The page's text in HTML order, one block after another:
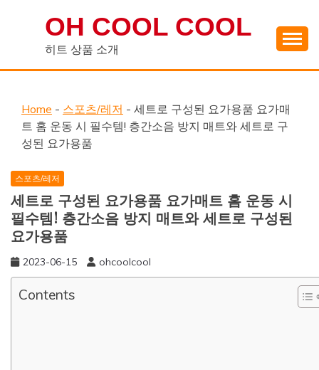
OH COOL COOL
히트 상품 소개
Home - 스포츠/레저 - 세트로 구성된 요가용품 요가매
트 홈 운동 시 필수템! 층간소음 방지 매트와 세트로 구
성된 요가용품
스포츠/레저
세트로 구성된 요가용품 요가매트 홈 운동 시
필수템! 층간소음 방지 매트와 세트로 구성된
요가용품
2023-06-15 ohcoolcool
Contents